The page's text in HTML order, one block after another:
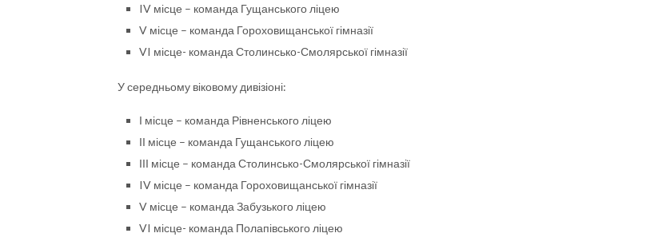
IV місце – команда Гущанського ліцею
V місце – команда Гороховищанської гімназії
VI місце- команда Столинсько-Смолярської гімназії
У середньому віковому дивізіоні:
І місце – команда Рівненського ліцею
ІІ місце – команда Гущанського ліцею
ІІІ місце – команда Столинсько-Смолярської гімназії
IV місце – команда Гороховищанської гімназії
V місце – команда Забузького ліцею
VI місце- команда Полапівського ліцею